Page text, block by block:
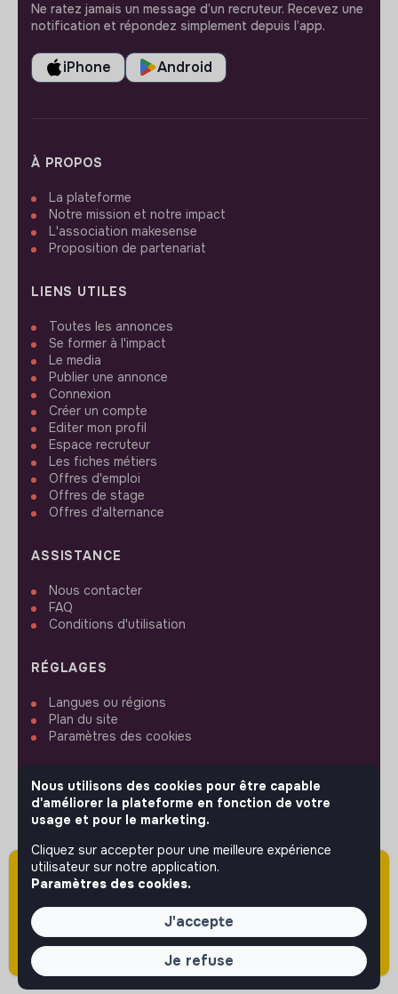
Attention cette annonce a été publiée il y a
plus de 60 jours (le 01/06/2026) et est sans
doute expirée ou non mise à jour.
Ne ratez jamais un message d’un recruteur. Recevez une
notification et répondez simplement depuis l’app.
iPhone Android
À PROPOS
La plateforme
Notre mission et notre impact
L'association makesense
Proposition de partenariat
LIENS UTILES
Toutes les annonces
Se former à l'impact
Le media
Publier une annonce
Connexion
Créer un compte
Editer mon profil
Espace recruteur
Les fiches métiers
Offres d'emploi
Offres de stage
Offres d'alternance
ASSISTANCE
Nous contacter
FAQ
Conditions d'utilisation
RÉGLAGES
Langues ou régions
Plan du site
Paramètres des cookies
SUIVEZ-NOUS
Nous utilisons des cookies pour être capable
d'améliorer la plateforme en fonction de votre
usage et pour le marketing.
Cliquez sur accepter pour une meilleure expérience
utilisateur sur notre application.
Paramètres des cookies.
J'accepte
Je refuse